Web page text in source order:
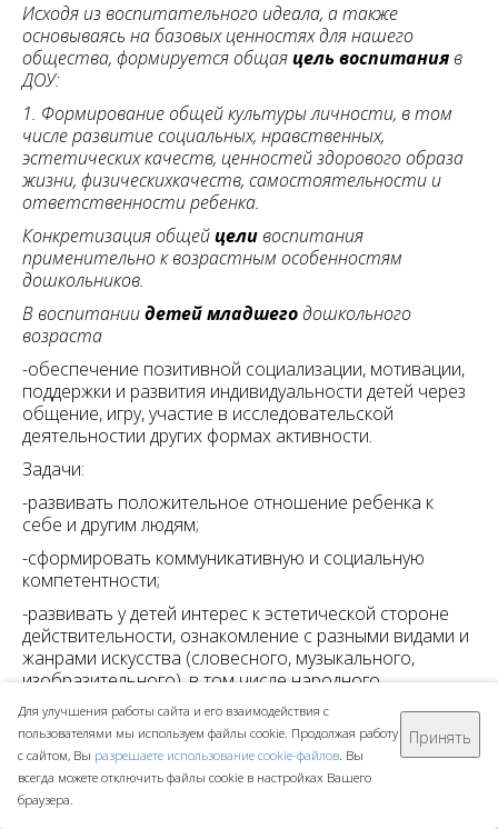
Исходя из воспитательного идеала, а также
основываясь на базовых ценностях для нашего
общества, формируется общаяцель воспитания в
ДОУ:
1. Формирование общей культуры личности, в том
числе развитие социальных, нравственных,
эстетических качеств, ценностей здорового образа
жизни, физическихкачеств, самостоятельности и
ответственности ребенка.
Конкретизация общейцели воспитания
применительно к возрастным особенностям
дошкольников.
В воспитаниидетей младшегодошкольного
возраста
-обеспечение позитивной социализации, мотивации,
поддержки и развития индивидуальности детей через
общение, игру, участие в исследовательской
деятельностии других формах активности.
Задачи:
-развивать положительное отношение ребенка к
себе и другим людям;
-сформировать коммуникативную и социальную
компетентности;
-развивать у детей интерес к эстетической стороне
действительности, ознакомление с разными видами и
жанрами искусства (словесного, музыкального,
изобразительного), в том числе народного
творчества;
- содействовать становлению у детей ценностей
здорового образа жизни;
-сформировать стремление быть причастным к труду
взрослых (помогает поливать и убирать участок,
Для улучшения работы сайта и его взаимодействия с
пользователями мы используем файлы cookie. Продолжая работу
с сайтом, Вы разрешаете использование cookie-файлов. Вы
всегда можете отключить файлы cookie в настройках Вашего
браузера.
Принять